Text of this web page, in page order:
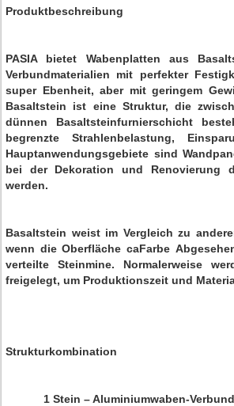
Produktbeschreibung
PASIA bietet Wabenplatten aus
Verbundmaterialien mit perfekter
super Ebenheit, aber mit geringem
Basaltstein ist eine Struktur, die
dünnen Basaltsteinfurnierschicht
begrenzte Strahlenbelastung,
Hauptanwendungsgebiete sind
bei der Dekoration und Renovierung
werden.
Basaltstein weist im Vergleich zu
wenn die Oberfläche caFarbe
verteilte Steinmine. Normalerweise
freigelegt, um Produktionszeit und
Strukturkombination
1 Stein – Aluminiumwaben-